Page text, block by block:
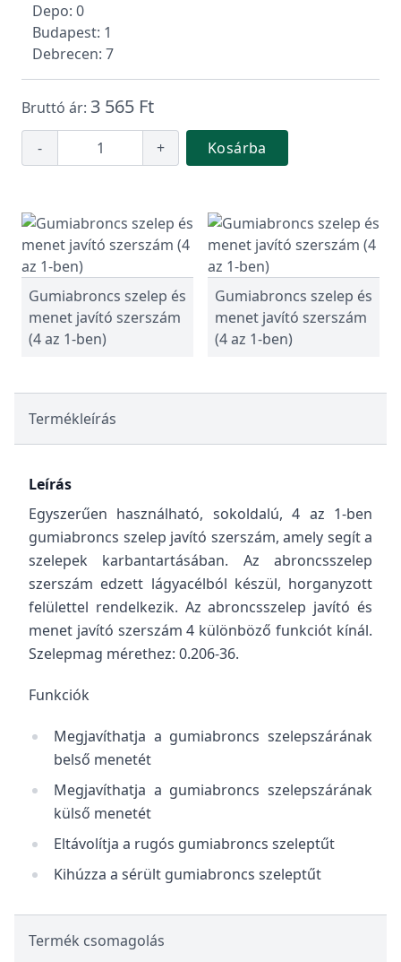
Depo: 0
Budapest: 1
Debrecen: 7
Bruttó ár: 3 565 Ft
- + Kosárba
Gumiabroncs szelep és
menet javító szerszám
(4 az 1-ben)
Gumiabroncs szelep és
menet javító szerszám
(4 az 1-ben)
Termékleírás
Leírás
Egyszerűen használható, sokoldalú, 4 az 1-ben
gumiabroncs szelep javító szerszám, amely segít a
szelepek karbantartásában. Az abroncsszelep
szerszám edzett lágyacélból készül, horganyzott
felülettel rendelkezik. Az abroncsszelep javító és
menet javító szerszám 4 különböző funkciót kínál.
Szelepmag mérethez: 0.206-36.
Funkciók
Megjavíthatja a gumiabroncs szelepszárának
belső menetét
Megjavíthatja a gumiabroncs szelepszárának
külső menetét
Eltávolítja a rugós gumiabroncs szeleptűt
Kihúzza a sérült gumiabroncs szeleptűt
Termék csomagolás